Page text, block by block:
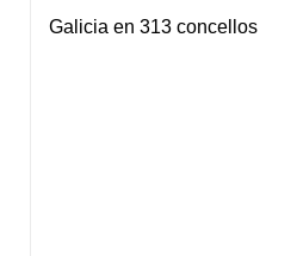
Galicia en 313 concellos